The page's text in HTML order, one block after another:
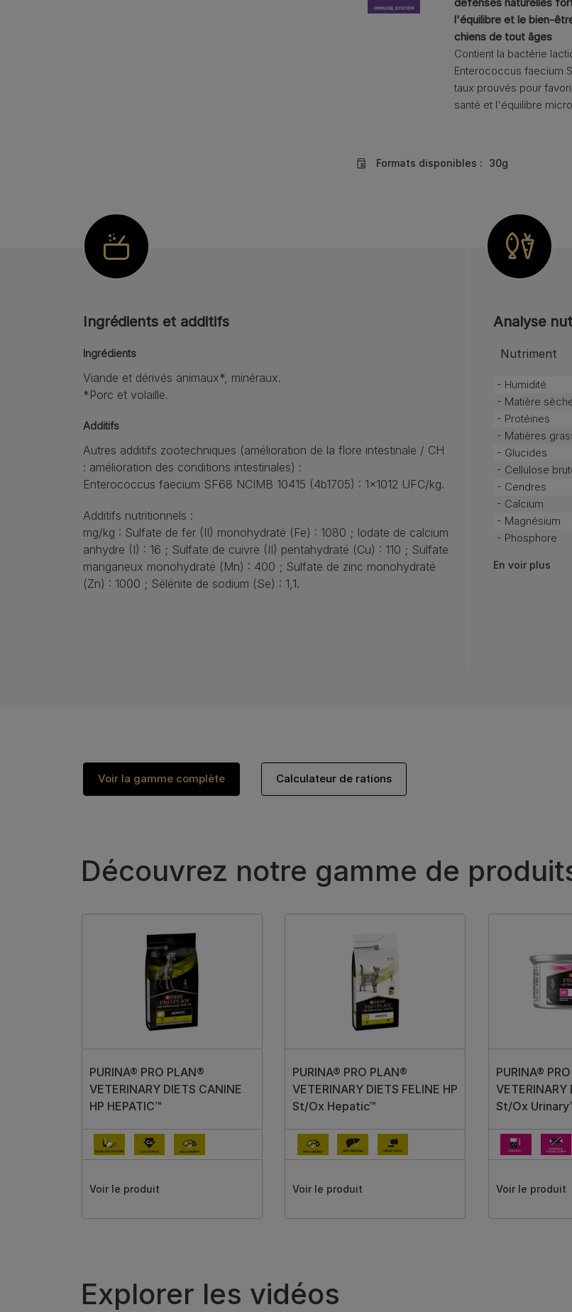
l'équilibre et le bien-
chiens de tout âges
Contient la bactérie
Enterococcus faecium
taux prouvés pour
santé et l'équilibre
Formats disponibles : 30g
Ingrédients et additifs
Ingrédients
Viande et dérivés animaux*, minéraux.
*Porc et volaille.
Additifs
Autres additifs zootechniques (amélioration de la flore intestinale / CH
: amélioration des conditions intestinales) :
Enterococcus faecium SF68 NCIMB 10415 (4b1705) : 1x1012 UFC/kg.
Additifs nutritionnels :
mg/kg : Sulfate de fer (II) monohydraté (Fe) : 1080 ; Iodate de calcium
anhydre (I) : 16 ; Sulfate de cuivre (II) pentahydraté (Cu) : 110 ; Sulfate
manganeux monohydraté (Mn) : 400 ; Sulfate de zinc monohydraté
(Zn) : 1000 ; Sélénite de sodium (Se) : 1,1.
Analyse
Nutriment
- Humidité
- Matière
- Protéines
- Matières
- Glucides
- Cellulose
- Cendres
- Calcium
- Magnésium
- Phosphore
En voir plus
Voir la gamme complète Calculateur de rations
Découvrez notre gamme de
PURINA® PRO PLAN®
VETERINARY DIETS CANINE
HP HEPATIC™
Voir le produit
PURINA® PRO PLAN®
VETERINARY DIETS FELINE HP
St/Ox Hepatic™
Voir le produit
PURINA®
VETERINARY
St/Ox
Voir le produit
Explorer les vidéos